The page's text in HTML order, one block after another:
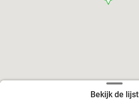
Bekijk de lijst